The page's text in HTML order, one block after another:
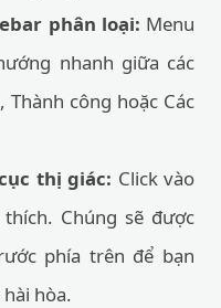
phân loại: Menu
nhanh giữa các
công hoặc Các
thị giác: Click vào
Chúng sẽ được
phía trên để bạn
hòa.